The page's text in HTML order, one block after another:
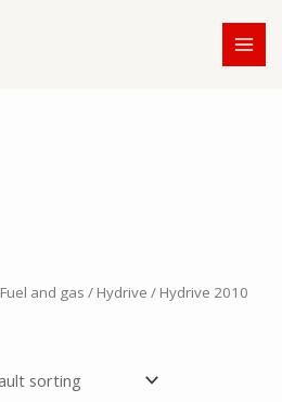
Fuel and gas / Hydrive / Hydrive 2010